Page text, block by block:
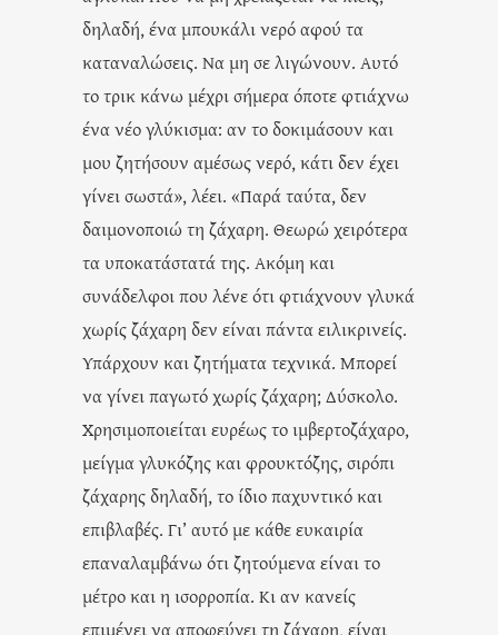
δηλαδή, ένα μπουκάλι νερό αφού τα
καταναλώσεις. Να μη σε λιγώνουν. Αυτό
το τρικ κάνω μέχρι σήμερα όποτε φτιάχνω
ένα νέο γλύκισμα: αν το δοκιμάσουν και
μου ζητήσουν αμέσως νερό, κάτι δεν έχει
γίνει σωστά», λέει. «Παρά ταύτα, δεν
δαιμονοποιώ τη ζάχαρη. Θεωρώ χειρότερα
τα υποκατάστατά της. Ακόμη και
συνάδελφοι που λένε ότι φτιάχνουν γλυκά
χωρίς ζάχαρη δεν είναι πάντα ειλικρινείς.
Υπάρχουν και ζητήματα τεχνικά. Μπορεί
να γίνει παγωτό χωρίς ζάχαρη; Δύσκολο.
Χρησιμοποιείται ευρέως το ιμβερτοζάχαρο,
μείγμα γλυκόζης και φρουκτόζης, σιρόπι
ζάχαρης δηλαδή, το ίδιο παχυντικό και
επιβλαβές. Γι’ αυτό με κάθε ευκαιρία
επαναλαμβάνω ότι ζητούμενα είναι το
μέτρο και η ισορροπία. Κι αν κανείς
επιμένει να αποφεύγει τη ζάχαρη, είναι